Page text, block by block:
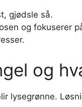
gjødsle så.
og fokuserer
og
lysegrønne.